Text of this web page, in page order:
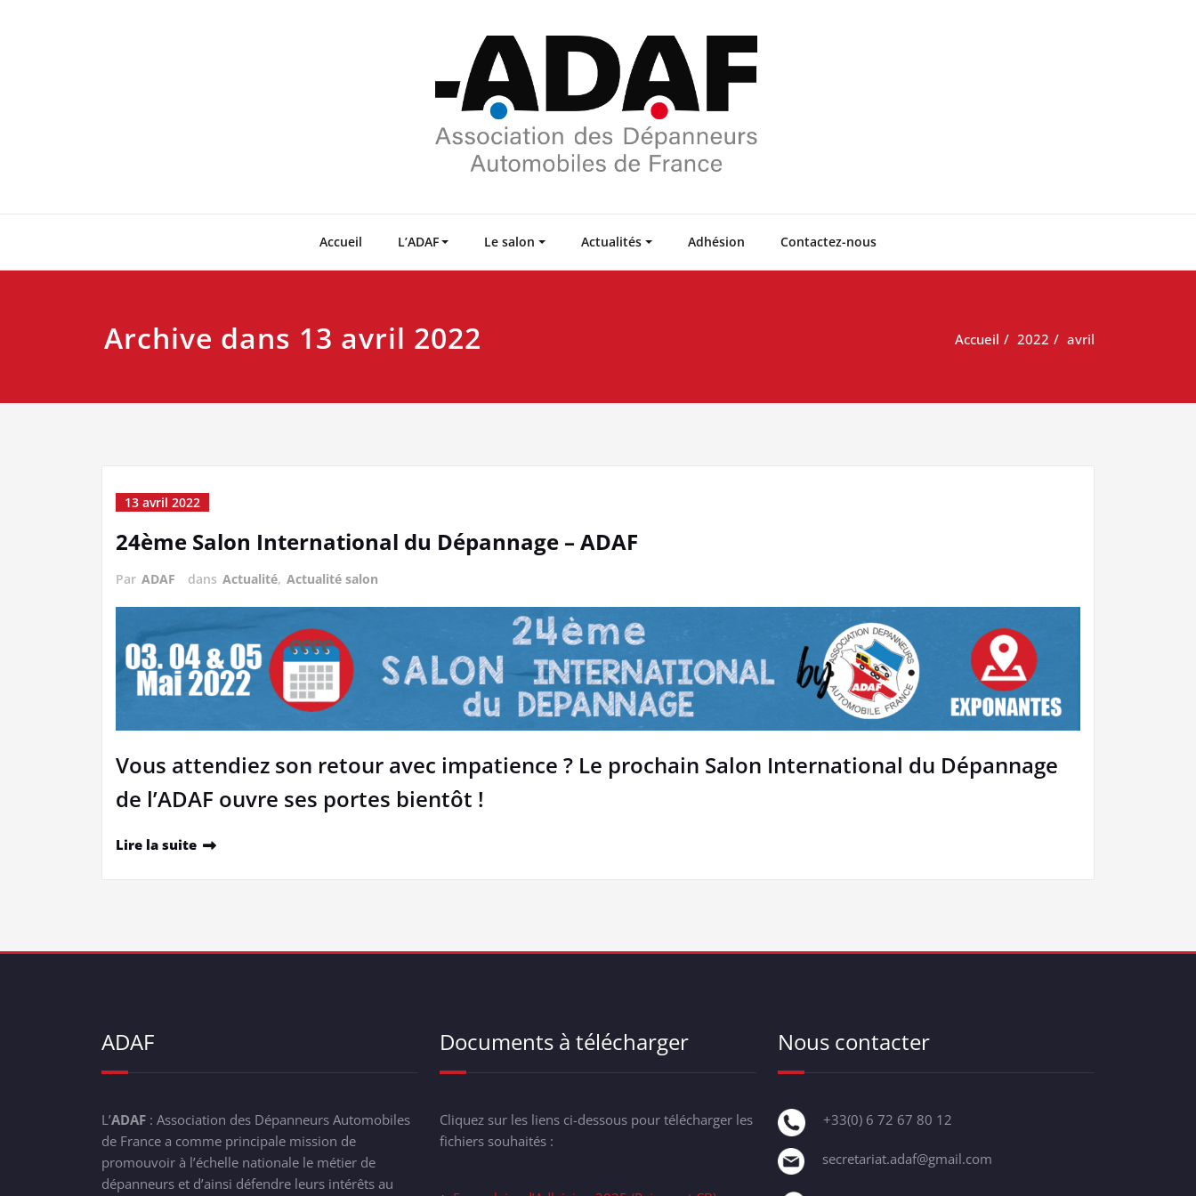
Accueil L’ADAF Le salon Actualités Adhésion Contactez-nous
Archive dans 13 avril 2022 Accueil 2022 avril
13 avril 2022
24ème Salon International du Dépannage – ADAF
Par ADAF dans Actualité, Actualité salon
Vous attendiez son retour avec impatience ? Le prochain Salon International du Dépannage
de l’ADAF ouvre ses portes bientôt !
Lire la suite
ADAF
L’ADAF : Association des Dépanneurs Automobiles
de France a comme principale mission de
promouvoir à l’échelle nationale le métier de
dépanneurs et d’ainsi défendre leurs intérêts au
Documents à télécharger
Cliquez sur les liens ci-dessous pour télécharger les
fichiers souhaités :
Nous contacter
+33(0) 6 72 67 80 12
secretariat.adaf@gmail.com